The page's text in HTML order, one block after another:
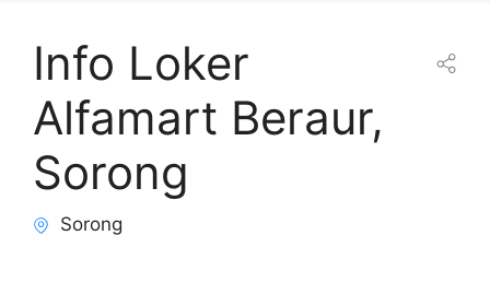
Info Loker
Alfamart Beraur,
Sorong
Sorong